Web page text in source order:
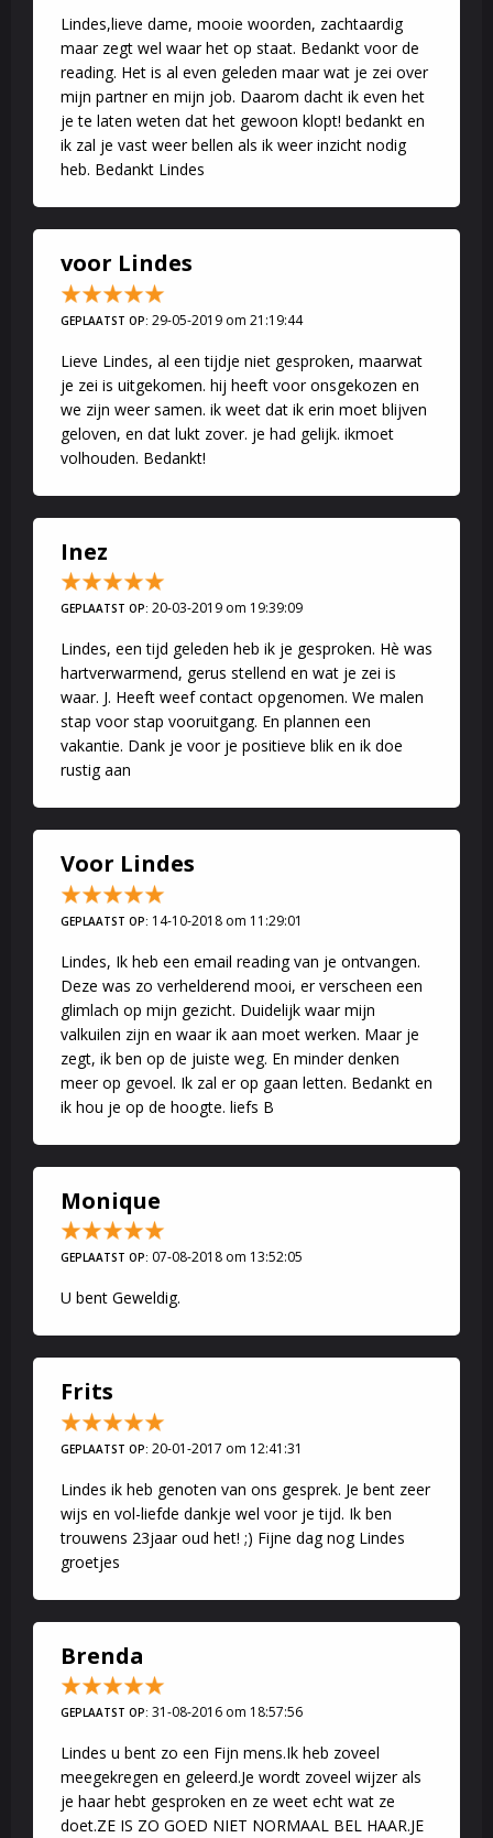
Lindes,lieve dame, mooie woorden, zachtaardig
maar zegt wel waar het op staat. Bedankt voor de
reading. Het is al even geleden maar wat je zei over
mijn partner en mijn job. Daarom dacht ik even het
je te laten weten dat het gewoon klopt! bedankt en
ik zal je vast weer bellen als ik weer inzicht nodig
heb. Bedankt Lindes
voor Lindes
GEPLAATST OP: 29-05-2019 om 21:19:44
Lieve Lindes, al een tijdje niet gesproken, maarwat
je zei is uitgekomen. hij heeft voor onsgekozen en
we zijn weer samen. ik weet dat ik erin moet blijven
geloven, en dat lukt zover. je had gelijk. ikmoet
volhouden. Bedankt!
Inez
GEPLAATST OP: 20-03-2019 om 19:39:09
Lindes, een tijd geleden heb ik je gesproken. Hè was
hartverwarmend, gerus stellend en wat je zei is
waar. J. Heeft weef contact opgenomen. We malen
stap voor stap vooruitgang. En plannen een
vakantie. Dank je voor je positieve blik en ik doe
rustig aan
Voor Lindes
GEPLAATST OP: 14-10-2018 om 11:29:01
Lindes, Ik heb een email reading van je ontvangen.
Deze was zo verhelderend mooi, er verscheen een
glimlach op mijn gezicht. Duidelijk waar mijn
valkuilen zijn en waar ik aan moet werken. Maar je
zegt, ik ben op de juiste weg. En minder denken
meer op gevoel. Ik zal er op gaan letten. Bedankt en
ik hou je op de hoogte. liefs B
Monique
GEPLAATST OP: 07-08-2018 om 13:52:05
U bent Geweldig.
Frits
GEPLAATST OP: 20-01-2017 om 12:41:31
Lindes ik heb genoten van ons gesprek. Je bent zeer
wijs en vol-liefde dankje wel voor je tijd. Ik ben
trouwens 23jaar oud het! ;) Fijne dag nog Lindes
groetjes
Brenda
GEPLAATST OP: 31-08-2016 om 18:57:56
Lindes u bent zo een Fijn mens.Ik heb zoveel
meegekregen en geleerd.Je wordt zoveel wijzer als
je haar hebt gesproken en ze weet echt wat ze
doet.ZE IS ZO GOED NIET NORMAAL BEL HAAR.JE